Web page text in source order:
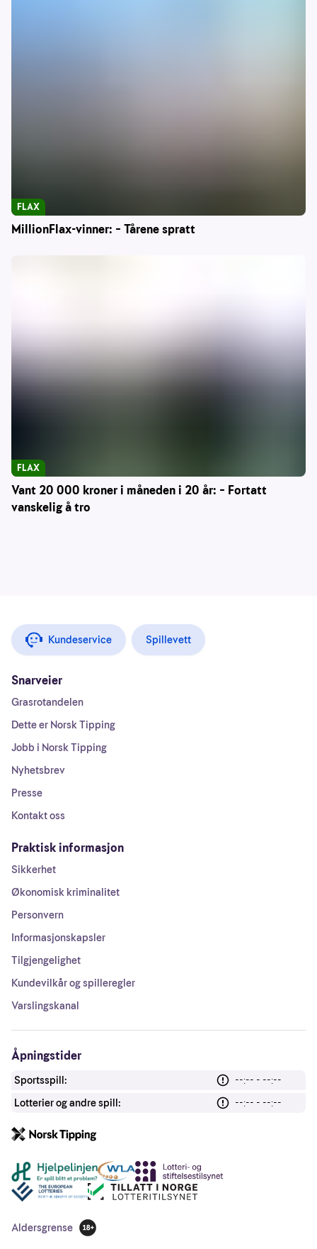
MillionFlax-vinner: – Tårene spratt
FLAX
Vant 20 000 kroner i måneden i 20 år: – Fortatt
vanskelig å tro
FLAX
Kundeservice Spillevett
Snarveier
Grasrotandelen
Dette er Norsk Tipping
Jobb i Norsk Tipping
Nyhetsbrev
Presse
Kontakt oss
Praktisk informasjon
Sikkerhet
Økonomisk kriminalitet
Personvern
Informasjonskapsler
Tilgjengelighet
Kundevilkår og spilleregler
Varslingskanal
Åpningstider
Sportsspill:
--:-- - --:--
Lotterier og andre spill:
--:-- - --:--
Andre lenker
Aldersgrense
18 år